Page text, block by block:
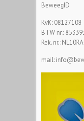
BeweegID
KvK: 08127108
BTW nr.:
Rek. nr.:
mail: